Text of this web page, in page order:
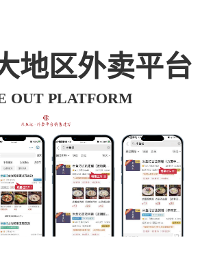
地区外卖平台
OUT PLATFORM